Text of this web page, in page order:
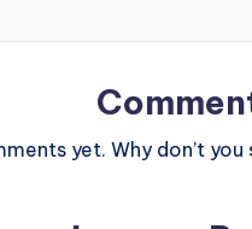
yet. Why don’t